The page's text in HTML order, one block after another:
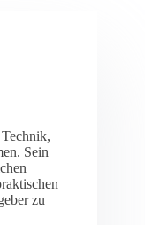
Sein
zu